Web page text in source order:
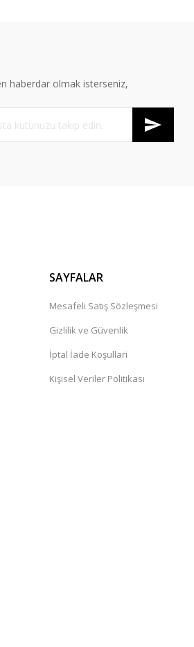
haberdar olmak isterseniz,
SAYFALAR
Mesafeli Satış Sözleşmesi
Gizlilik ve Güvenlik
İptal İade Koşullari
Kişisel Veriler Politikası